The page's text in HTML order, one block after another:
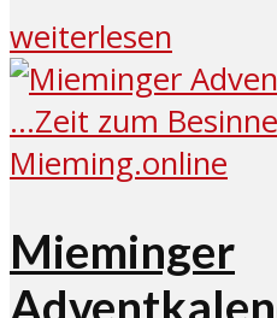
weiterlesen
Mieminger